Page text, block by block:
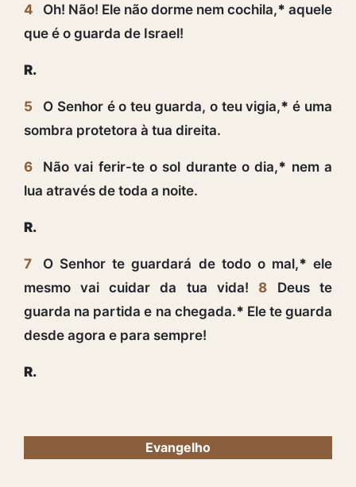
4 Oh! Não! Ele não dorme nem cochila,* aquele
que é o guarda de Israel!
R.
5 O Senhor é o teu guarda, o teu vigia,* é uma
sombra protetora à tua direita.
6 Não vai ferir-te o sol durante o dia,* nem a
lua através de toda a noite.
R.
7 O Senhor te guardará de todo o mal,* ele
mesmo vai cuidar da tua vida! 8
Deus te
guarda na partida e na chegada.* Ele te guarda
desde agora e para sempre!
R.
Evangelho